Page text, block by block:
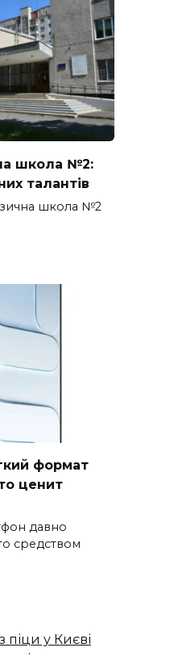
школа №2:
талантів
школа №2
формат
ценит
давно
средством
у Києві